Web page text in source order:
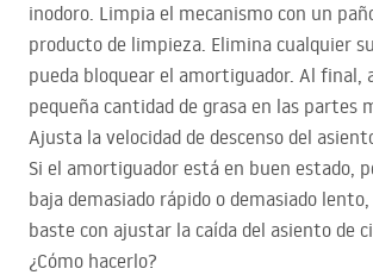
inodoro. Limpia el mecanismo con un
producto de limpieza. Elimina cualquier
pueda bloquear el amortiguador. Al final,
pequeña cantidad de grasa en las partes
Ajusta la velocidad de descenso del
Si el amortiguador está en buen estado,
baja demasiado rápido o demasiado
baste con ajustar la caída del asiento de
¿Cómo hacerlo?